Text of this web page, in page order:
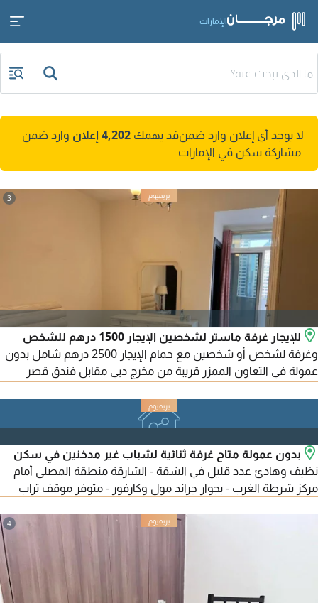
الإمارات
لا يوجد أي إعلان وارد ضمنقد يهمك 4,202 إعلان
وارد ضمن
مشاركة سكن في الإمارات
3
للإيجار غرفة ماستر لشخصين الإيجار 1500 درهم للشخص
وغرفة لشخص أو شخصين مع حمام الإيجار 2500 درهم شامل بدون
عمولة في التعاون الممزر قريبة من مخرج دبي مقابل فندق قصر
غرف وأربع حمامات ومطبخ وصالون وستور وبلكون أربع أشخاص في
الشقة فقط / كافة الخدمات متوفرة مول قريب مواقف مجانية قريبة
بدون عمولة متاح غرفة ثنائية لشباب غير مدخنين في سكن
نظيف وهادئ عدد قليل في الشقة - الشارقة منطقة المصلى أمام
مركز شرطة الغرب - بجوار جراند مول وكارفور - متوفر موقف تراب
4